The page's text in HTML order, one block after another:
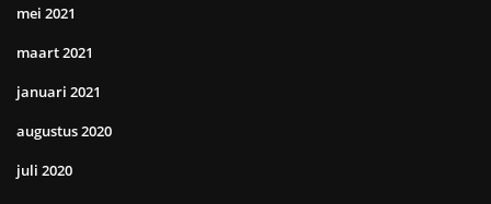
mei 2021
maart 2021
januari 2021
augustus 2020
juli 2020